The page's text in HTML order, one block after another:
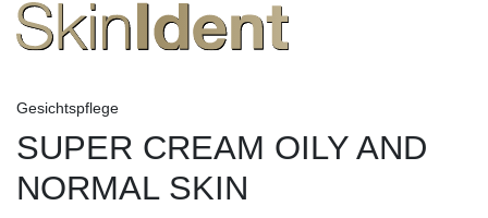
Gesichtspflege
SUPER CREAM OILY AND
NORMAL SKIN